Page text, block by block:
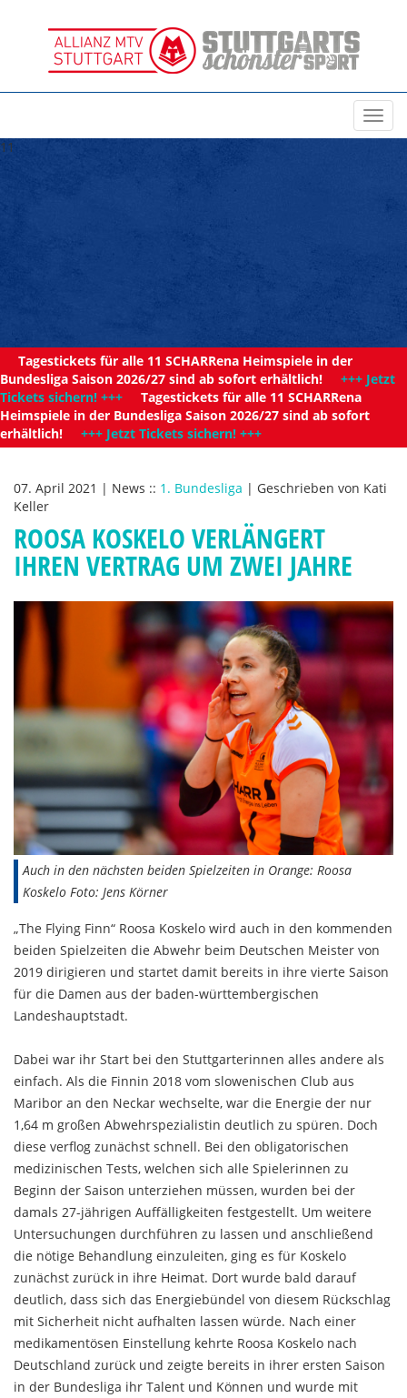
11
Tagestickets für alle 11 SCHARRena Heimspiele in der
Bundesliga Saison 2026/27 sind ab sofort erhältlich! +++ Jetzt
Tickets sichern! +++ Tagestickets für alle 11 SCHARRena
Heimspiele in der Bundesliga Saison 2026/27 sind ab sofort
erhältlich! +++ Jetzt Tickets sichern! +++
07. April 2021 | News :: 1. Bundesliga | Geschrieben von Kati
Keller
ROOSA KOSKELO VERLÄNGERT
IHREN VERTRAG UM ZWEI JAHRE
Auch in den nächsten beiden Spielzeiten in Orange: Roosa
Koskelo Foto: Jens Körner
„The Flying Finn“ Roosa Koskelo wird auch in den kommenden
beiden Spielzeiten die Abwehr beim Deutschen Meister von
2019 dirigieren und startet damit bereits in ihre vierte Saison
für die Damen aus der baden-württembergischen
Landeshauptstadt.
Dabei war ihr Start bei den Stuttgarterinnen alles andere als
einfach. Als die Finnin 2018 vom slowenischen Club aus
Maribor an den Neckar wechselte, war die Energie der nur
1,64 m großen Abwehrspezialistin deutlich zu spüren. Doch
diese verflog zunächst schnell. Bei den obligatorischen
medizinischen Tests, welchen sich alle Spielerinnen zu
Beginn der Saison unterziehen müssen, wurden bei der
damals 27-jährigen Auffälligkeiten festgestellt. Um weitere
Untersuchungen durchführen zu lassen und anschließend
die nötige Behandlung einzuleiten, ging es für Koskelo
zunächst zurück in ihre Heimat. Dort wurde bald darauf
deutlich, dass sich das Energiebündel von diesem Rückschlag
mit Sicherheit nicht aufhalten lassen würde. Nach einer
medikamentösen Einstellung kehrte Roosa Koskelo nach
Deutschland zurück und zeigte bereits in ihrer ersten Saison
in der Bundesliga ihr Talent und Können und wurde mit